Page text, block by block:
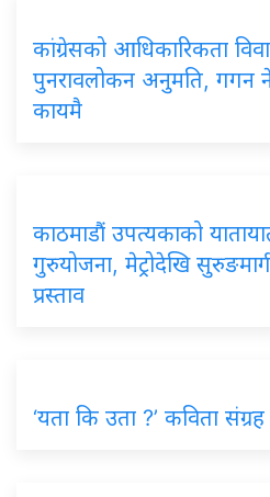
कांग्रेसको आधिकारिकता
पुनरावलोकन अनुमति, गगन
कायमै
काठमाडौं उपत्यकाको
गुरुयोजना, मेट्रोदेखि
प्रस्ताव
‘यता कि उता ?’ कविता